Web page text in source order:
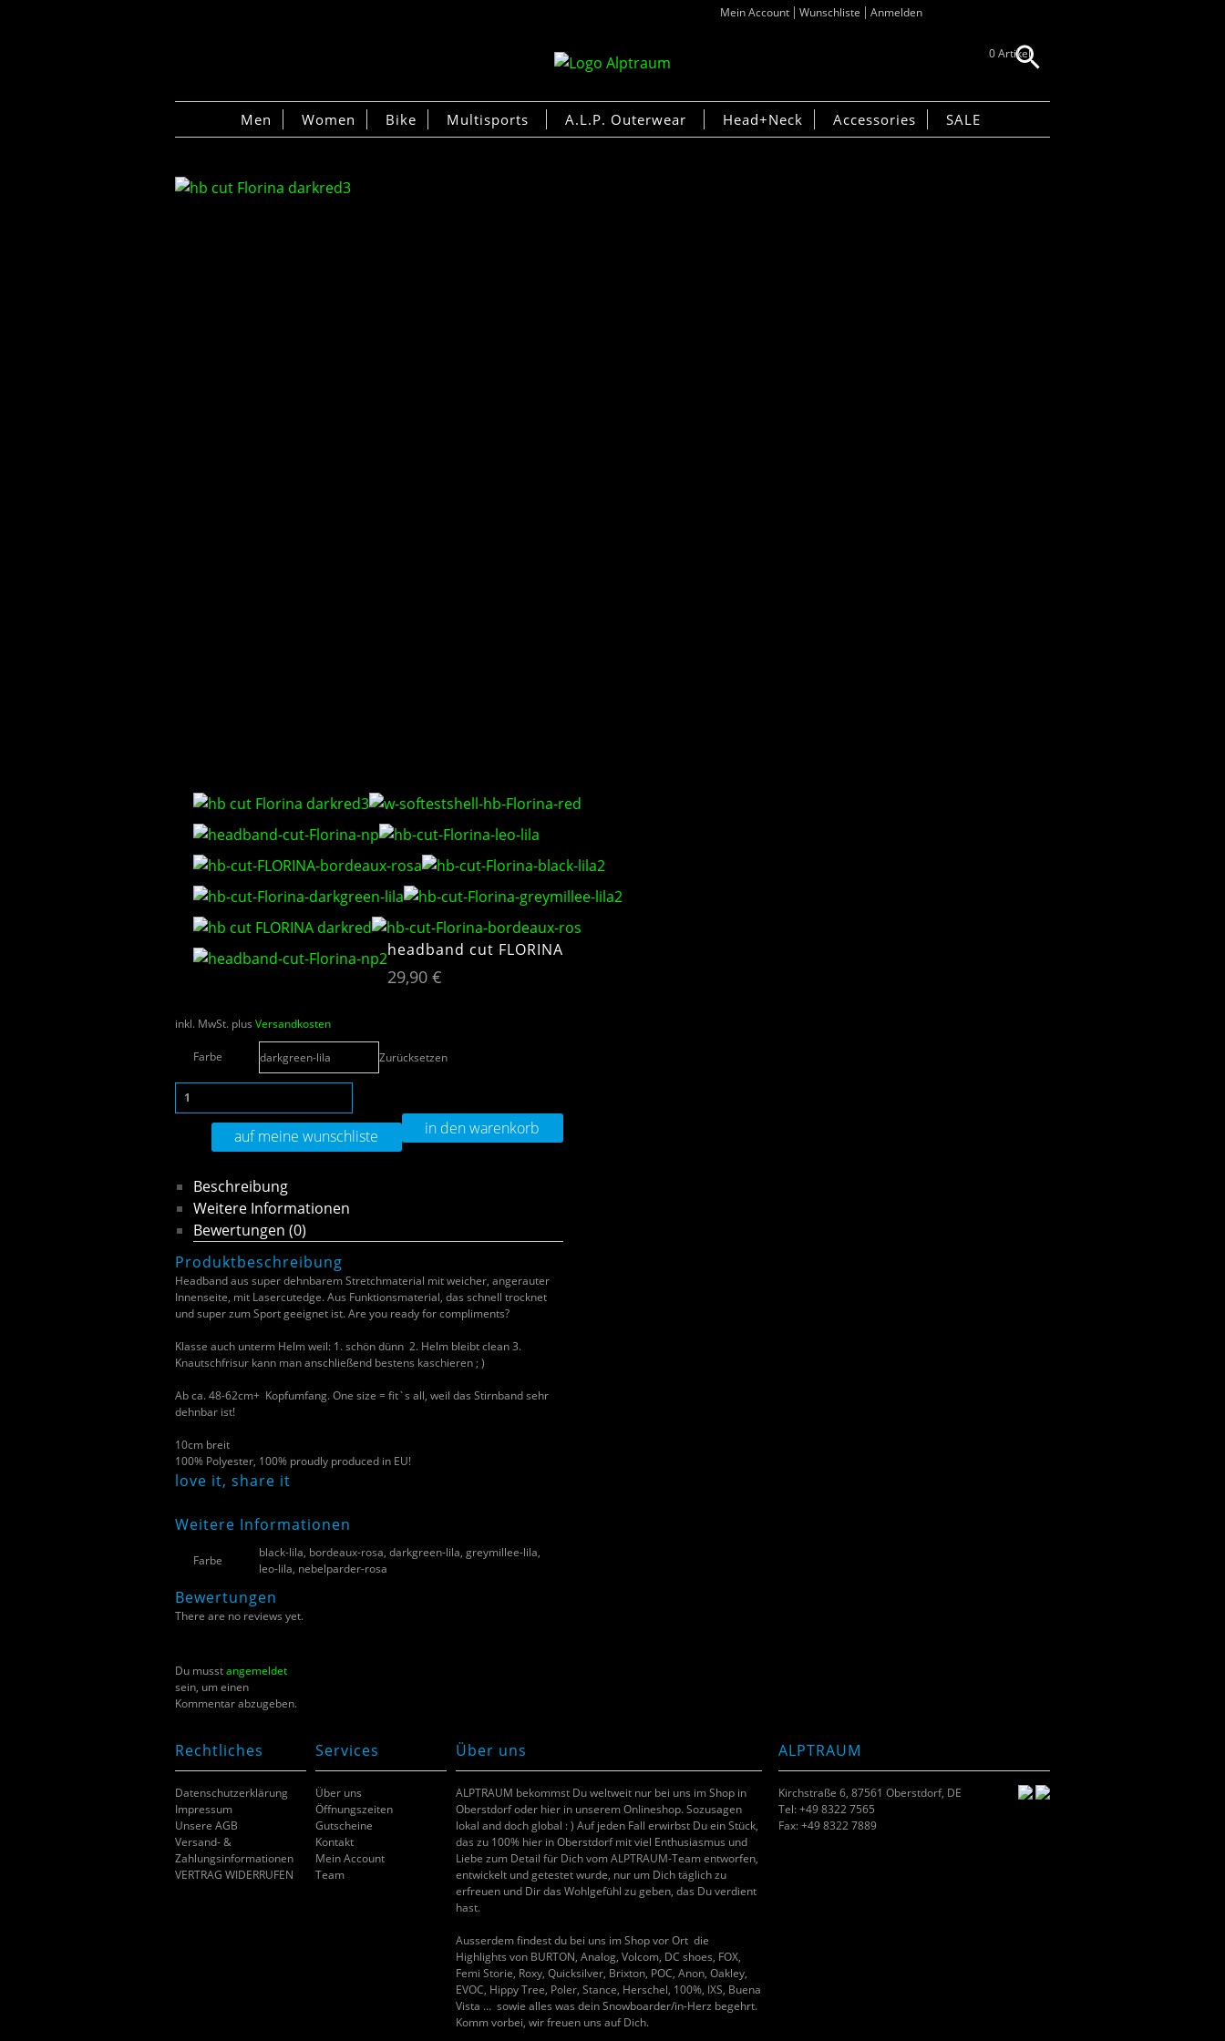
Mein Account Wunschliste Anmelden
0 Artikel
Men Women Bike Multisports A.L.P. Outerwear Head+Neck Accessories SALE
headband cut FLORINA
29,90 €
inkl. MwSt. plus Versandkosten
Farbe Zurücksetzen
in den warenkorb
auf meine wunschliste
Beschreibung
Weitere Informationen
Bewertungen (0)
Produktbeschreibung
Headband aus super dehnbarem Stretchmaterial mit weicher, angerauter
Innenseite, mit Lasercutedge. Aus Funktionsmaterial, das schnell trocknet
und super zum Sport geeignet ist. Are you ready for compliments?
Klasse auch unterm Helm weil: 1. schön dünn 2. Helm bleibt clean 3.
Knautschfrisur kann man anschließend bestens kaschieren ; )
Ab ca. 48-62cm+ Kopfumfang. One size = fit`s all, weil das Stirnband sehr
dehnbar ist!
10cm breit
100% Polyester, 100% proudly produced in EU!
love it, share it
Weitere Informationen
Farbe
black-lila, bordeaux-rosa, darkgreen-lila, greymillee-lila,
leo-lila, nebelparder-rosa
Bewertungen
There are no reviews yet.
Du musstangemeldet
sein, um einen
Kommentar abzugeben.
Rechtliches
Datenschutzerklärung
Impressum
Unsere AGB
Versand- &
Zahlungsinformationen
VERTRAG WIDERRUFEN
Services
Über uns
Öffnungszeiten
Gutscheine
Kontakt
Mein Account
Team
Über uns
ALPTRAUM bekommst Du weltweit nur bei uns im Shop in
Oberstdorf oder hier in unserem Onlineshop. Sozusagen
lokal and doch global : ) Auf jeden Fall erwirbst Du ein Stück,
das zu 100% hier in Oberstdorf mit viel Enthusiasmus und
Liebe zum Detail für Dich vom ALPTRAUM-Team entworfen,
entwickelt und getestet wurde, nur um Dich täglich zu
erfreuen und Dir das Wohlgefühl zu geben, das Du verdient
hast.
Ausserdem findest du bei uns im Shop vor Ort die
Highlights von BURTON, Analog, Volcom, DC shoes, FOX,
Femi Storie, Roxy, Quicksilver, Brixton, POC, Anon, Oakley,
EVOC, Hippy Tree, Poler, Stance, Herschel, 100%, IXS, Buena
Vista … sowie alles was dein Snowboarder/in-Herz begehrt.
Komm vorbei, wir freuen uns auf Dich.
ALPTRAUM
Kirchstraße 6, 87561 Oberstdorf, DE
Tel: +49 8322 7565
Fax: +49 8322 7889